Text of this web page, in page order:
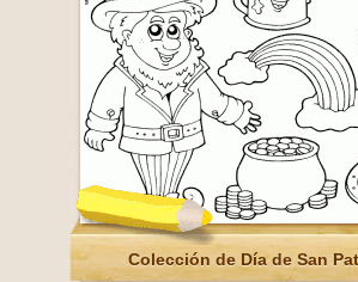
Colección de Día de San